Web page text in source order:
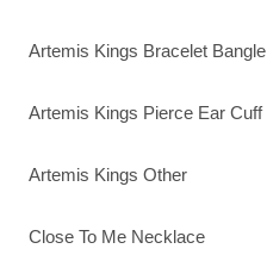
Artemis Kings Bracelet Bangle
Artemis Kings Pierce Ear Cuff
Artemis Kings Other
Close To Me Necklace